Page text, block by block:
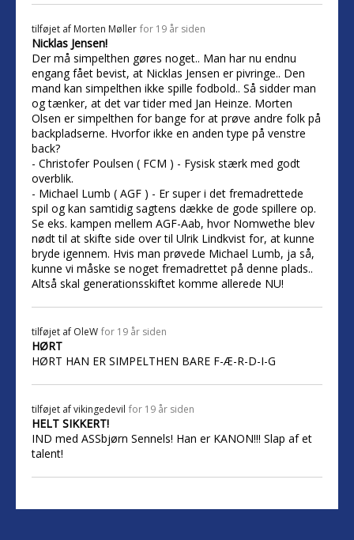
tilføjet af Morten Møller for 19 år siden
Nicklas Jensen!
Der må simpelthen gøres noget.. Man har nu endnu
engang fået bevist, at Nicklas Jensen er pivringe.. Den
mand kan simpelthen ikke spille fodbold.. Så sidder man
og tænker, at det var tider med Jan Heinze. Morten
Olsen er simpelthen for bange for at prøve andre folk på
backpladserne. Hvorfor ikke en anden type på venstre
back?
- Christofer Poulsen ( FCM ) - Fysisk stærk med godt
overblik.
- Michael Lumb ( AGF ) - Er super i det fremadrettede
spil og kan samtidig sagtens dække de gode spillere op.
Se eks. kampen mellem AGF-Aab, hvor Nomwethe blev
nødt til at skifte side over til Ulrik Lindkvist for, at kunne
bryde igennem. Hvis man prøvede Michael Lumb, ja så,
kunne vi måske se noget fremadrettet på denne plads..
Altså skal generationsskiftet komme allerede NU!
tilføjet af OleW for 19 år siden
HØRT
HØRT HAN ER SIMPELTHEN BARE F-Æ-R-D-I-G
tilføjet afvikingedevil for 19 år siden
HELT SIKKERT!
IND med ASSbjørn Sennels! Han er KANON!!! Slap af et
talent!